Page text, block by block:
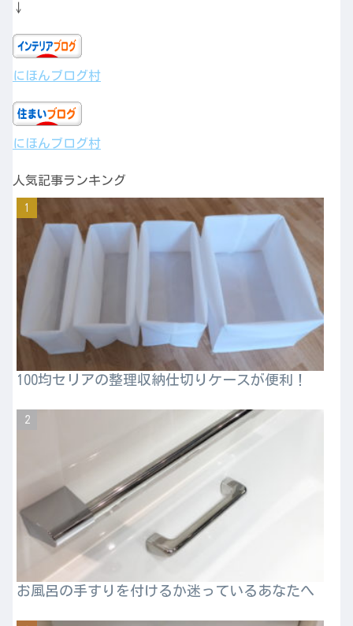
↓
にほんブログ村
にほんブログ村
人気記事ランキング
100均セリアの整理収納仕切りケースが便利！
お風呂の手すりを付けるか迷っているあなたへ